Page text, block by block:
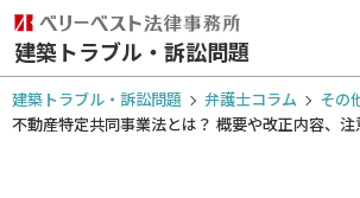
建築トラブル・訴訟問題
建築トラブル・訴訟問題 弁護士コラム
その
不動産特定共同事業法とは？ 概要や改正内容、